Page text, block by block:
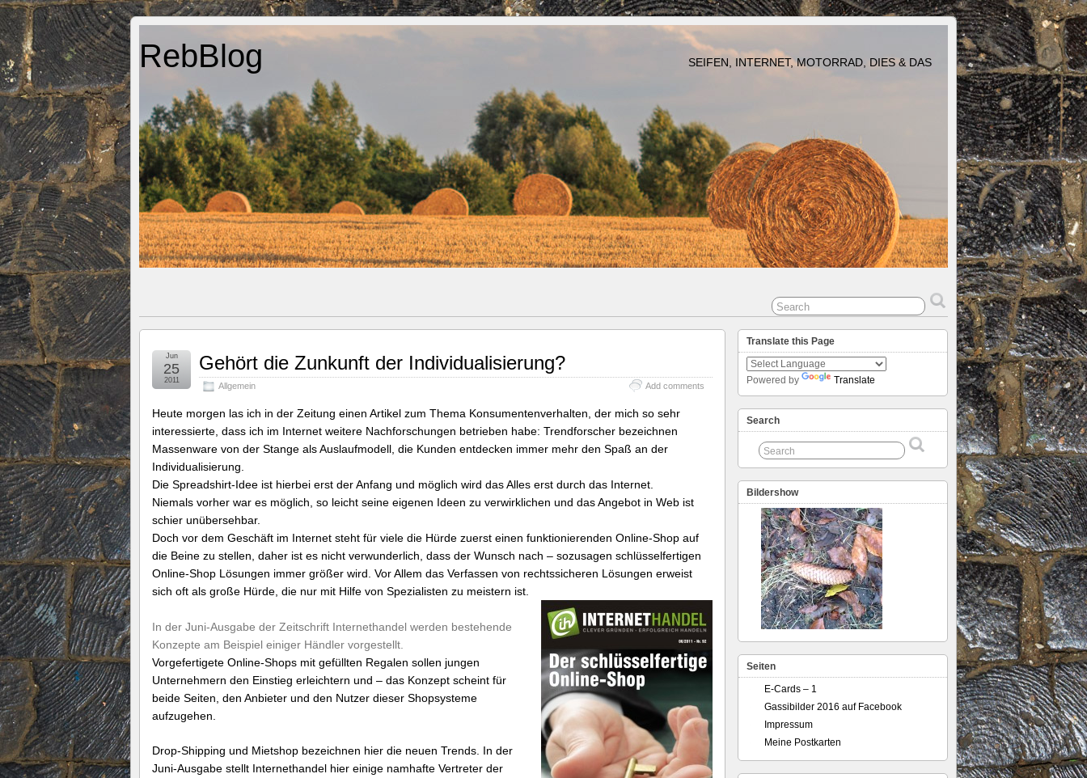
RebBlog SEIFEN, INTERNET, MOTORRAD, DIES & DAS
Gehört die Zunkunft der Individualisierung?
Allgemein Add comments
Jun
25
2011
Heute morgen las ich in der Zeitung einen Artikel zum Thema Konsumentenverhalten, der mich so sehr
interessierte, dass ich im Internet weitere Nachforschungen betrieben habe: Trendforscher bezeichnen
Massenware von der Stange als Auslaufmodell, die Kunden entdecken immer mehr den Spaß an der
Individualisierung.
Die Spreadshirt-Idee ist hierbei erst der Anfang und möglich wird das Alles erst durch das Internet.
Niemals vorher war es möglich, so leicht seine eigenen Ideen zu verwirklichen und das Angebot in Web ist
schier unübersehbar.
Doch vor dem Geschäft im Internet steht für viele die Hürde zuerst einen funktionierenden Online-Shop auf
die Beine zu stellen, daher ist es nicht verwunderlich, dass der Wunsch nach – sozusagen schlüsselfertigen
Online-Shop Lösungen immer größer wird. Vor Allem das Verfassen von rechtssicheren Lösungen erweist
sich oft als große Hürde, die nur mit Hilfe von Spezialisten zu meistern ist.
In der Juni-Ausgabe der Zeitschrift Internethandel werden bestehende
Konzepte am Beispiel einiger Händler vorgestellt.
Vorgefertigete Online-Shops mit gefüllten Regalen sollen jungen
Unternehmern den Einstieg erleichtern und – das Konzept scheint für
beide Seiten, den Anbieter und den Nutzer dieser Shopsysteme
aufzugehen.
Drop-Shipping und Mietshop bezeichnen hier die neuen Trends. In der
Juni-Ausgabe stellt Internethandel hier einige namhafte Vertreter der
Translate this Page
Powered by Translate
Search
Bildershow
Seiten
E-Cards – 1
Gassibilder 2016 auf Facebook
Impressum
Meine Postkarten